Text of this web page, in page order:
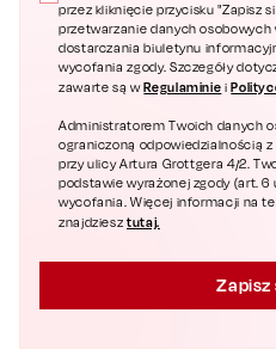
przez kliknięcie przycisku "Zapisz
przetwarzanie danych osobowych
dostarczania biuletynu
wycofania zgody. Szczegóły
zawarte są wRegulaminie i
Administratorem Twoich danych
ograniczoną odpowiedzialnością
przy ulicy Artura Grottgera 4/2.
podstawie wyrażonej zgody (art. 6
wycofania. Więcej informacji na
znajdziesztutaj.
Zapisz